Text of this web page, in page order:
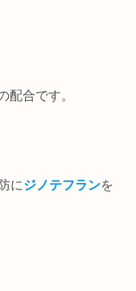
配合です。
にジノテフランを